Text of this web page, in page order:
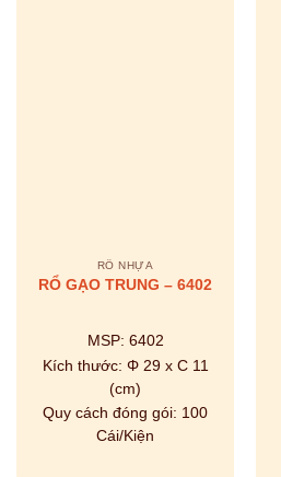
RỔ NHỰA
RỔ GẠO TRUNG – 6402
MSP: 6402
Kích thước: Φ 29 x C 11
(cm)
Quy cách đóng gói: 100
Cái/Kiện